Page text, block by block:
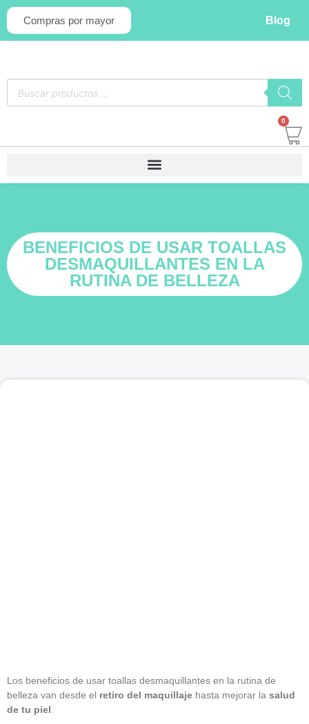
Compras por mayor Blog
0
BENEFICIOS DE USAR TOALLAS
DESMAQUILLANTES EN LA
RUTINA DE BELLEZA
Los beneficios de usar toallas desmaquillantes en la rutina de
belleza van desde el retiro del maquillaje hasta mejorar la salud
de tu piel